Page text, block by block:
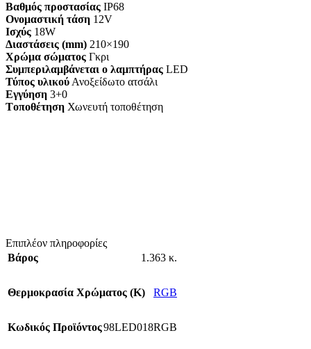
Βαθμός προστασίας IP68
Ονομαστική τάση 12V
Ισχύς 18W
Διαστάσεις (mm) 210×190
Χρώμα σώματος Γκρι
Συμπεριλαμβάνεται ο λαμπτήρας LED
Τύπος υλικού Ανοξείδωτο ατσάλι
Εγγύηση 3+0
Tοποθέτηση Χωνευτή τοποθέτηση
Επιπλέον πληροφορίες
Βάρος
1.363 κ.
Θερμοκρασία Χρώματος (Κ) RGB
Κωδικός Προϊόντος98LED018RGB